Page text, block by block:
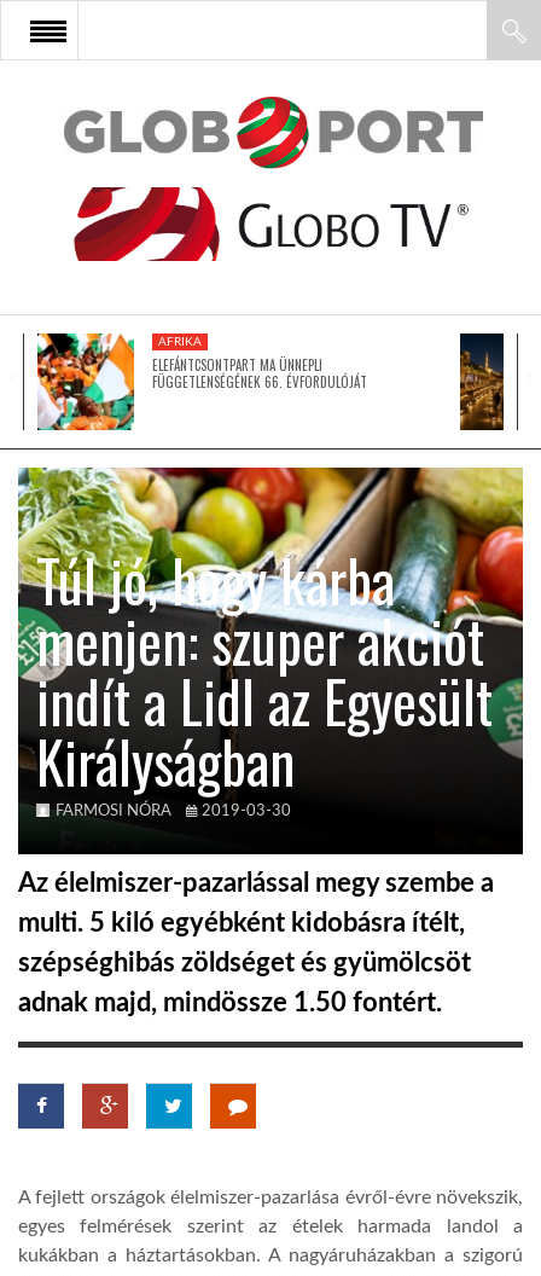
FŐOLDAL
AFRIKA
ÁZSIA
LATIN-AMERIKA
KÖZEL-KELET
AUSZTRÁLIA
A VILÁG ITTHON
GLOBOTV BP
TROPICALMAGAZIN
GLOBOTV
AFRIKA
ELEFÁNTCSONTPART MA ÜNNEPLI
FÜGGETLENSÉGÉNEK 66. ÉVFORDULÓJÁT
Túl jó, hogy kárba
menjen: szuper akciót
indít a Lidl az Egyesült
Királyságban
FARMOSI NÓRA 2019-03-30
Az élelmiszer-pazarlással megy szembe a
multi. 5 kiló egyébként kidobásra ítélt,
szépséghibás zöldséget és gyümölcsöt
adnak majd, mindössze 1.50 fontért.
A fejlett országok élelmiszer-pazarlása évről-évre növekszik,
egyes felmérések szerint az ételek harmada landol a
kukákban a háztartásokban. A nagyáruházakban a szigorú